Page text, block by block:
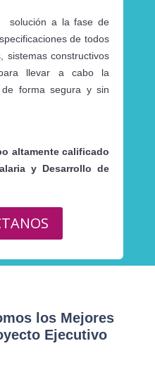
solución a la fase de
de todos
sistemas constructivos
llevar a cabo la
forma segura y sin
altamente calificado
y Desarrollo de
los Mejores
Ejecutivo